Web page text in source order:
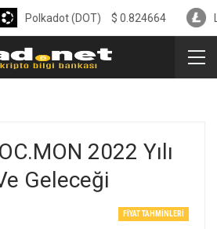
2022 Yılı
Geleceği
FIYAT TAHMINLERI
(DOT) $0.824664 Litecoin